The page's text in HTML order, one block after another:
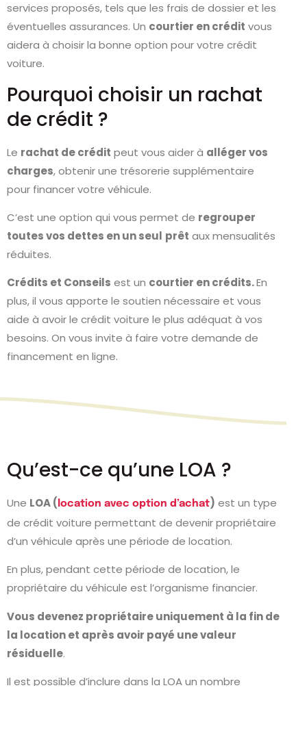
services proposés, tels que les frais de dossier et les
éventuelles assurances. Un courtier en crédit vous
aidera à choisir la bonne option pour votre crédit
voiture.
Pourquoi choisir un rachat
de crédit ?
Le rachat de crédit peut vous aider à alléger vos
charges, obtenir une trésorerie supplémentaire
pour financer votre véhicule.
C’est une option qui vous permet de regrouper
toutes vos dettes en un seul prêt aux mensualités
réduites.
Crédits et Conseils est un courtier en crédits.En
plus, il vous apporte le soutien nécessaire et vous
aide à avoir le crédit voiture le plus adéquat à vos
besoins. On vous invite à faire votre demande de
financement en ligne.
Qu’est-ce qu’une LOA ?
Une LOA ( location avec option d’achat) est un type
de crédit voiture permettant de devenir propriétaire
d’un véhicule après une période de location.
En plus, pendant cette période de location, le
propriétaire du véhicule est l’organisme financier.
Vous devenez propriétaire uniquement à la fin de
la location et après avoir payé une valeur
résiduelle.
Il est possible d’inclure dans la LOA un nombre